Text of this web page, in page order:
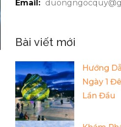
Email:
Bài viết mới
Hướng
Ngày 1
Lần Đầu